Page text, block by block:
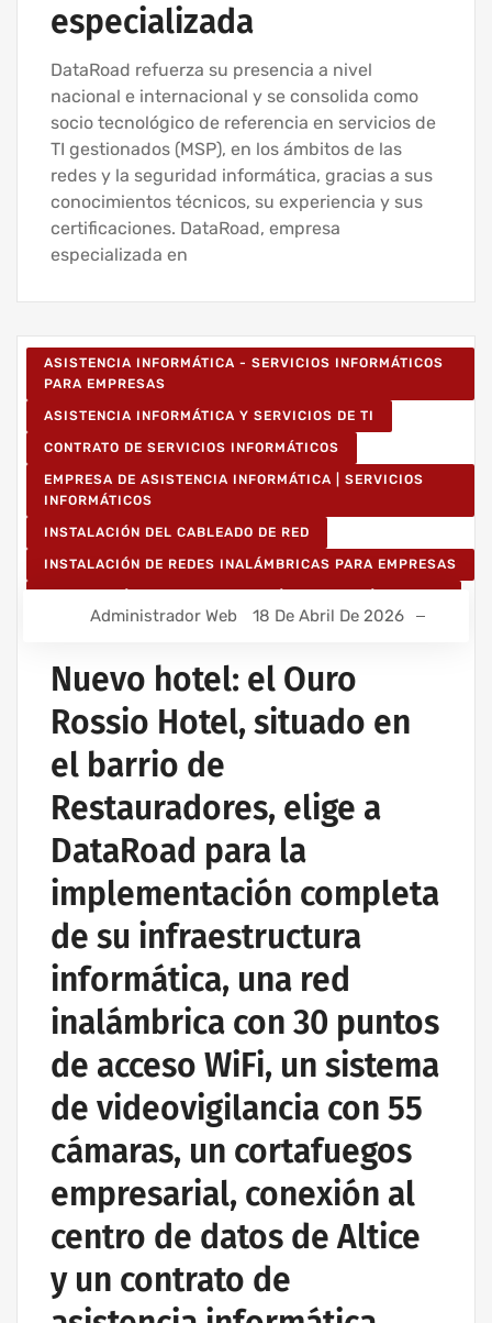
especializada
DataRoad refuerza su presencia a nivel
nacional e internacional y se consolida como
socio tecnológico de referencia en servicios de
TI gestionados (MSP), en los ámbitos de las
redes y la seguridad informática, gracias a sus
conocimientos técnicos, su experiencia y sus
certificaciones. DataRoad, empresa
especializada en
ASISTENCIA INFORMÁTICA - SERVICIOS INFORMÁTICOS
PARA EMPRESAS
ASISTENCIA INFORMÁTICA Y SERVICIOS DE TI
CONTRATO DE SERVICIOS INFORMÁTICOS
EMPRESA DE ASISTENCIA INFORMÁTICA | SERVICIOS
INFORMÁTICOS
INSTALACIÓN DEL CABLEADO DE RED
INSTALACIÓN DE REDES INALÁMBRICAS PARA EMPRESAS
Administrador Web 18 De Abril De 2026
Nuevo hotel: el Ouro
Rossio Hotel, situado en
el barrio de
Restauradores, elige a
DataRoad para la
implementación completa
de su infraestructura
informática, una red
inalámbrica con 30 puntos
de acceso WiFi, un sistema
de videovigilancia con 55
cámaras, un cortafuegos
empresarial, conexión al
centro de datos de Altice
y un contrato de